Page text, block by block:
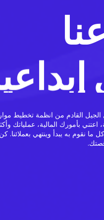
الجيل القادم من انظمة تخطيط
بأمورك المالية، عملياتك
ما نقوم به يبدأ وينتهي